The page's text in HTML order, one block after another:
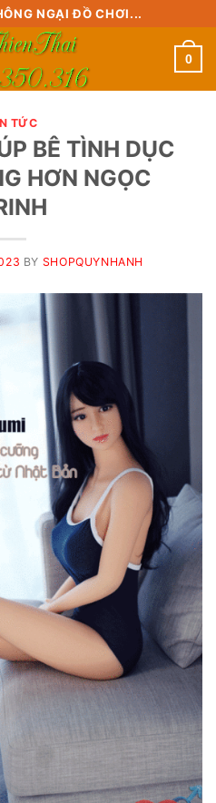
NGẠI ĐỒ CHƠI...
0
TỨC
BÊ TÌNH DỤC
HƠN NGỌC
BY SHOPQUYNHANH